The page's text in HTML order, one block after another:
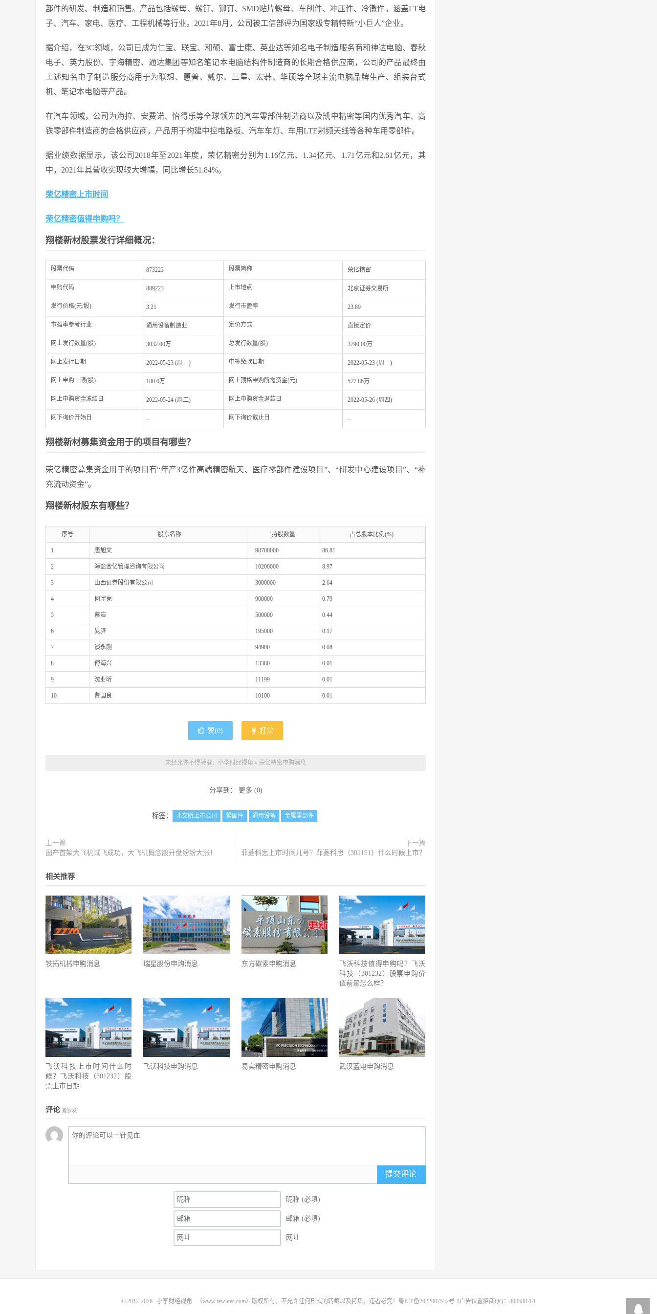
部件的研发、制造和销售。产品包括螺母、螺钉、铆钉、SMD贴片螺母、车削件、冲压件、冷镦件，涵盖I T电
子、汽车、家电、医疗、工程机械等行业。2021年8月，公司被工信部评为国家级专精特新“小巨人”企业。
据介绍，在3C领域，公司已成为仁宝、联宝、和硕、富士康、英业达等知名电子制造服务商和神达电脑、春秋
电子、英力股份、宇海精密、通达集团等知名笔记本电脑结构件制造商的长期合格供应商，公司的产品最终由
上述知名电子制造服务商用于为联想、惠普、戴尔、三星、宏碁、华硕等全球主流电脑品牌生产、组装台式
机、笔记本电脑等产品。
在汽车领域，公司为海拉、安费诺、怡得乐等全球领先的汽车零部件制造商以及凯中精密等国内优秀汽车、高
铁零部件制造商的合格供应商，产品用于构建中控电路板、汽车车灯、车用LTE射频天线等各种车用零部件。
据业绩数据显示，该公司2018年至2021年度，荣亿精密分别为1.16亿元、1.34亿元、1.71亿元和2.61亿元，其
中，2021年其营收实现较大增幅，同比增长51.84%。
荣亿精密上市时间
荣亿精密值得申购吗？
翔楼新材股票发行详细概况：
股票代码 873223 股票简称 荣亿精密
申购代码 889223 上市地点 北京证券交易所
发行价格(元/股) 3.21 发行市盈率 23.89
市盈率参考行业 通用设备制造业 定价方式 直接定价
网上发行数量(股) 3032.00万 总发行数量(股) 3790.00万
网上发行日期 2022-05-23 (周一) 中签缴款日期 2022-05-23 (周一)
网上申购上限(股) 180.0万 网上顶格申购所需资金(元) 577.86万
网上申购资金冻结日 2022-05-24 (周二) 网上申购资金退款日 2022-05-26 (周四)
网下询价开始日 – 网下询价截止日 –
翔楼新材募集资金用于的项目有哪些？
荣亿精密募集资金用于的项目有“年产3亿件高端精密航天、医疗零部件建设项目”、“研发中心建设项目”、“补
充流动资金”。
翔楼新材股东有哪些？
序号 股东名称 持股数量 占总股本比例(%)
1 唐旭文 98700000 86.81
2 海盐金亿管理咨询有限公司 10200000 8.97
3 山西证券股份有限公司 3000000 2.64
4 何宇亮 900000 0.79
5 蔡岩 500000 0.44
6 晁骅 195000 0.17
7 谈永刚 94900 0.08
8 傅海兴 13380 0.01
9 沈业昕 11199 0.01
10 曹国良 10100 0.01
赞(0) 打赏
未经允许不得转载： 小李财经视角 » 荣亿精密申购消息
分享到： 更多 (0)
标签： 北交所上市公司 紧固件 通用设备 金属零部件
上一篇
国产首架大飞机试飞成功，大飞机概念股开盘纷纷大涨！
下一篇
菲菱科思上市时间几号？菲菱科思（301191）什么时候上市？
相关推荐
铁拓机械申购消息 瑞星股份申购消息 东方碳素申购消息
飞沃科技值得申购吗？飞沃
科技（301232）股票申购价
值前景怎么样？
飞沃科技上市时间什么时
候？飞沃科技（301232）股
票上市日期
飞沃科技申购消息 易实精密申购消息 武汉蓝电申购消息
评论 抢沙发
提交评论
昵称 (必填)
邮箱 (必填)
网址
© 2012-2026 小李财经视角 （www.rewievs.com）版权所有，不允许任何形式的转载以及拷贝，违者必究！ 粤ICP备2022007532号-1广告位置招商QQ：308588781